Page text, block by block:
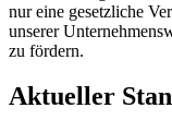
nur eine gesetzliche
unserer
zu fördern.
Aktueller